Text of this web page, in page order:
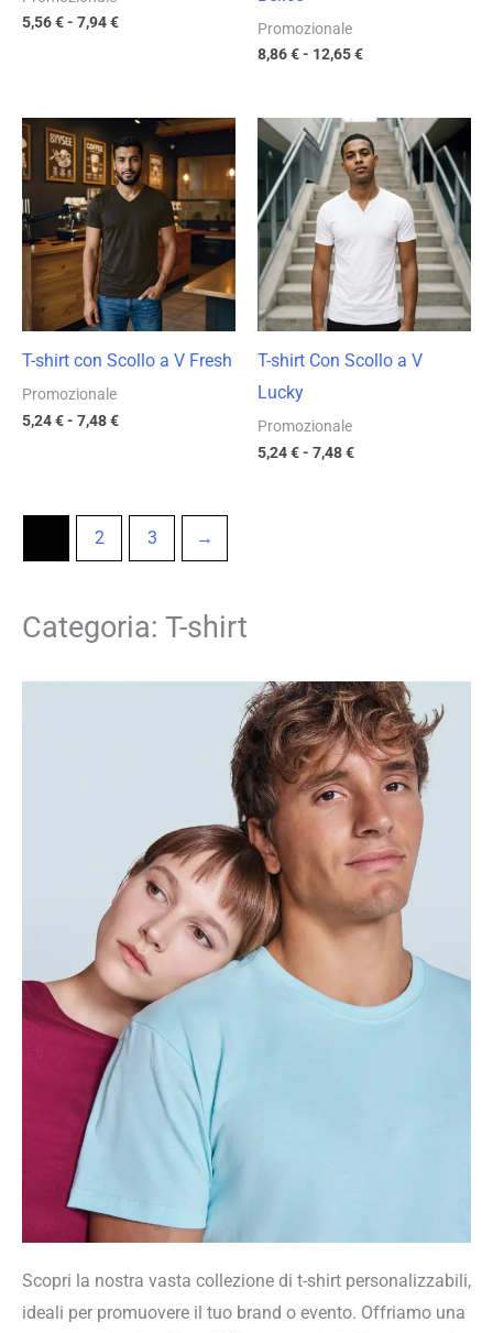
5,56€- 7,94€ Promozionale
8,86€- 12,65€
T-shirt con Scollo a V Fresh
Promozionale
5,24€- 7,48€
Fascia
di
prezzo:
da
5,24 €
T-shirt Con Scollo a V
Lucky
Promozionale
5,24€- 7,48€
Fascia
di
prezzo:
da
5,24 €
7,48 €
2 3 →
Categoria: T-shirt
Scopri la nostra vasta collezione di t-shirt personalizzabili,
ideali per promuovere il tuo brand o evento. Offriamo una